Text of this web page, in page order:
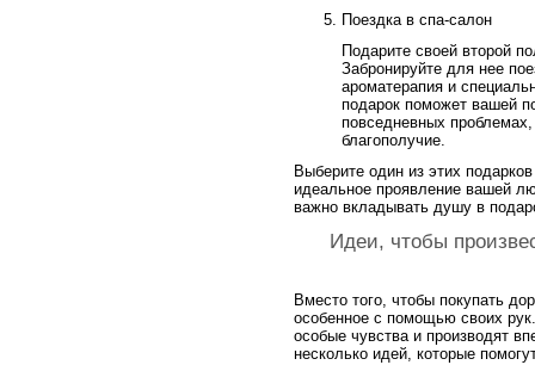
Поездка в спа-салон
Подарите своей второй
Забронируйте для нее
ароматерапия и
подарок поможет вашей
повседневных
благополучие.
Выберите один из этих
идеальное проявление вашей
важно вкладывать душу в
Идеи, чтобы
Вместо того, чтобы покупать
особенное с помощью своих
особые чувства и производят
несколько идей, которые